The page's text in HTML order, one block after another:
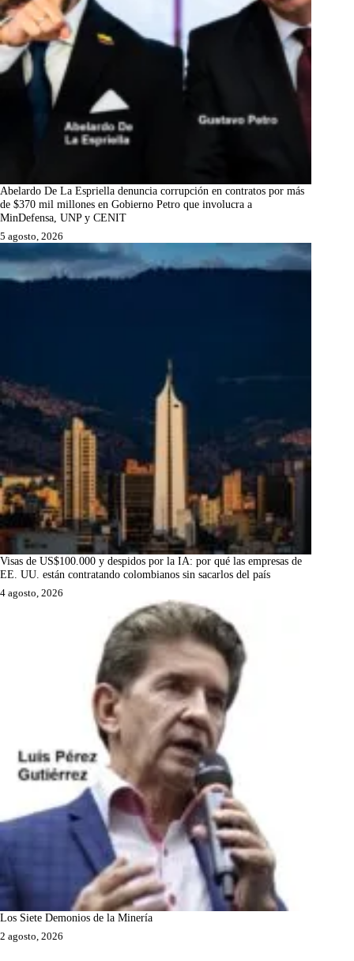
Abelardo De La Espriella denuncia corrupción en contratos por más
de $370 mil millones en Gobierno Petro que involucra a
MinDefensa, UNP y CENIT
5 agosto, 2026
Visas de US$100.000 y despidos por la IA: por qué las empresas de
EE. UU. están contratando colombianos sin sacarlos del país
4 agosto, 2026
Los Siete Demonios de la Minería
2 agosto, 2026